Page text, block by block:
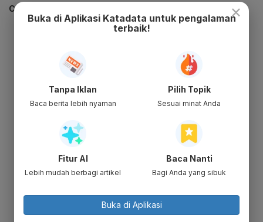
CEK JUGA DATA INI ×
Buka di Aplikasi Katadata untuk pengalaman
terbaik!
Tanpa Iklan
Baca berita lebih nyaman
Pilih Topik
Sesuai minat Anda
Fitur AI
Lebih mudah berbagi artikel
Baca Nanti
Bagi Anda yang sibuk
Buka di Aplikasi